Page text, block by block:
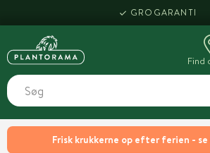
Frisk krukkerne op efter ferien -
GROGARANTI
Find